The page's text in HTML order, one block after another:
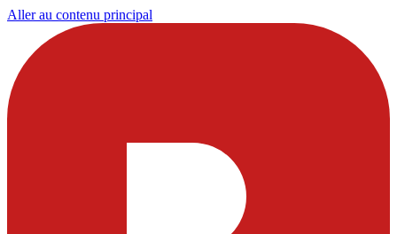
Aller au contenu principal